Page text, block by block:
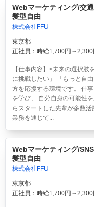
Webマーケティング/交
髪型自由
株式会社FFU
東京都
正社員：時給1,700円～2,300
【仕事内容】<未来の選択
に挑戦したい」 「もっと自
方を応援する環境です。 仕
を学び、 自分自身の可能性
らスタートした先輩が多数
業務を通じて...
Webマーケティング/
髪型自由
株式会社FFU
東京都
正社員：時給1,700円～2,300